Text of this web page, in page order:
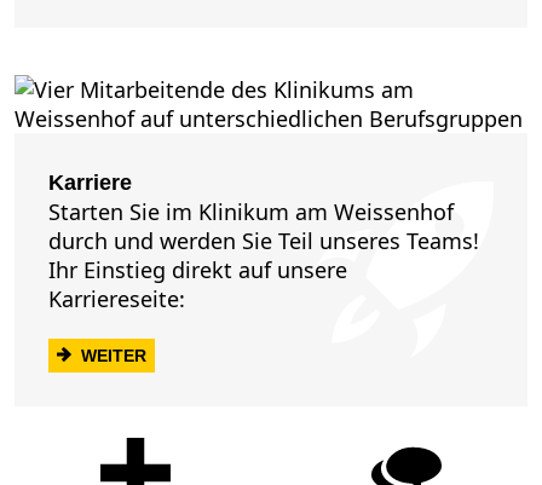
Karriere
Starten Sie im Klinikum am Weissenhof
durch und werden Sie Teil unseres Teams!
Ihr Einstieg direkt auf unsere
Karriereseite:
WEITER